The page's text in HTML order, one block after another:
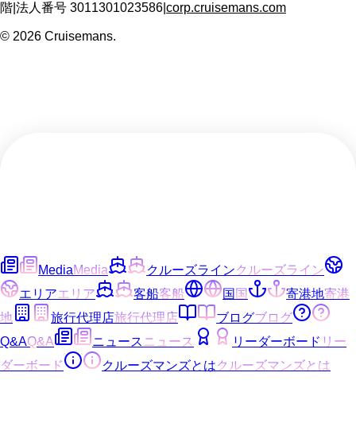
階 法人番号 3011301023586 corp.cruisemans.com
© 2026 Cruisemans.
MediaMedia クルーズラインクルーズライン
エリアエリア 客船客船 国国 寄港地寄港
地
旅行代理店旅行代理店 ブログブログ
Q&AQ&A ニュース ニュース リーダーボード リー
ダーボード
クルーズマンズとはクルーズマンズとは